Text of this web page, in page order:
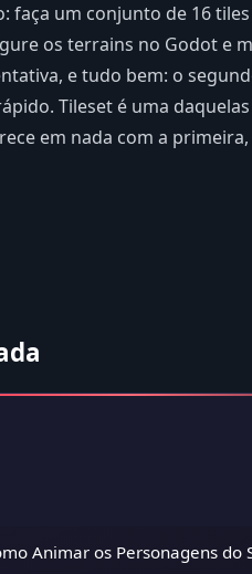
faça um conjunto de 16
os terrains no Godot e
e tudo bem: o
Tileset é uma
em nada com a
Animar os Personagens do